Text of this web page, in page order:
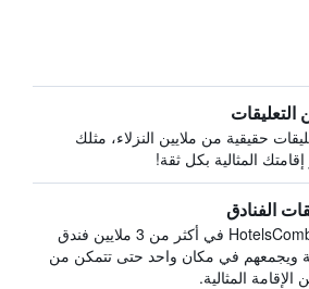
التعليقات
حقيقية من ملايين النزلاء، مثلك
المثالية بكل ثقة!
الفنادق
يبحث HotelsCombined في أكثر من 3 ملايين فندق
ويجمعهم في مكان واحد حتى تتمكن من
الإقامة المثالية.